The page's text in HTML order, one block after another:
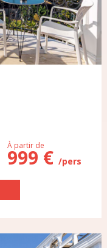
À partir de
999 €/pers